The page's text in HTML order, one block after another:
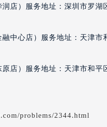
南街宝格丽售后服务中心（
道梅河大街宝格丽售后服务
通乡江南大街宝格丽售后服
放路宝格丽售后服务中心（需
前街宝格丽售后服务中心（需
利路宝格丽售后服务中心（需
润店）服务地址：深圳市罗
融中心店）服务地址：天津
原店）服务地址：天津市和
problems/2344.html